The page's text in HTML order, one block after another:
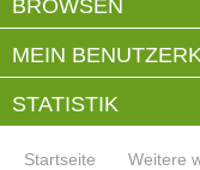
BROWSEN
MEIN
STATISTIK
Startseite
Weitere